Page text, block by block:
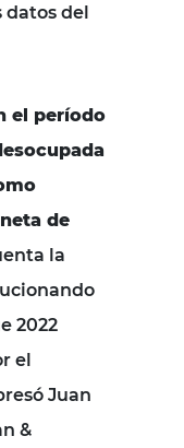
datos del
el período
de
la
2022
el
Juan
&